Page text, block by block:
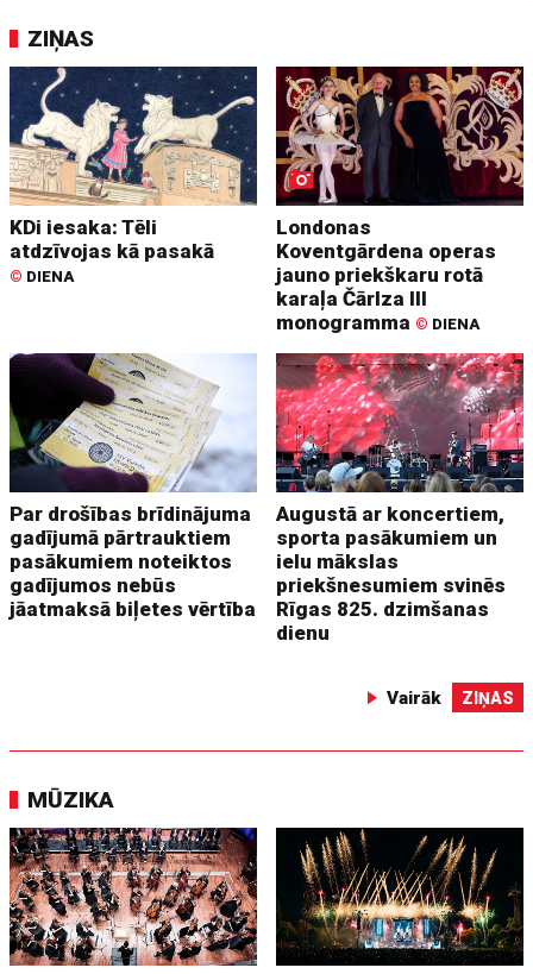
ZIŅAS
KDi iesaka: Tēli
atdzīvojas kā pasakā
© DIENA
Londonas
Koventgārdena operas
jauno priekškaru rotā
karaļa Čārlza III
monogramma © DIENA
Par drošības brīdinājuma
gadījumā pārtrauktiem
pasākumiem noteiktos
gadījumos nebūs
jāatmaksā biļetes vērtība
Augustā ar koncertiem,
sporta pasākumiem un
ielu mākslas
priekšnesumiem svinēs
Rīgas 825. dzimšanas
dienu
Vairāk ZIŅAS
MŪZIKA